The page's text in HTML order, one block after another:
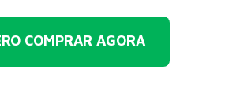
COMPRAR AGORA